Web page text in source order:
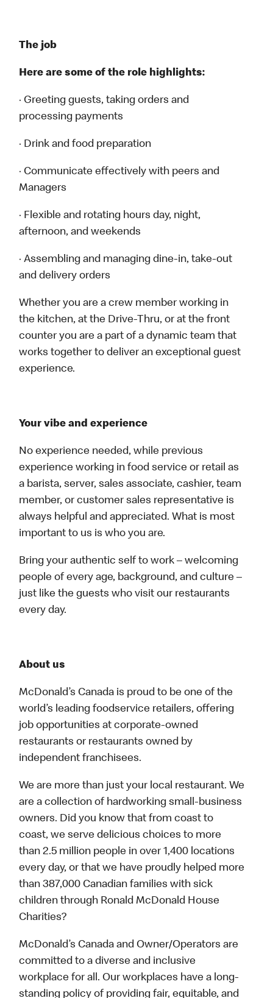
The job
Here are some of the role highlights:
· Greeting guests, taking orders and
processing payments
· Drink and food preparation
· Communicate effectively with peers and
Managers
· Flexible and rotating hours day, night,
afternoon, and weekends
· Assembling and managing dine-in, take-out
and delivery orders
Whether you are a crew member working in
the kitchen, at the Drive-Thru, or at the front
counter you are a part of a dynamic team that
works together to deliver an exceptional guest
experience.
Your vibe and experience
No experience needed, while previous
experience working in food service or retail as
a barista, server, sales associate, cashier, team
member, or customer sales representative is
always helpful and appreciated. What is most
important to us is who you are.
Bring your authentic self to work – welcoming
people of every age, background, and culture –
just like the guests who visit our restaurants
every day.
About us
McDonald’s Canada is proud to be one of the
world’s leading foodservice retailers, offering
job opportunities at corporate-owned
restaurants or restaurants owned by
independent franchisees.
We are more than just your local restaurant. We
are a collection of hardworking small-business
owners. Did you know that from coast to
coast, we serve delicious choices to more
than 2.5 million people in over 1,400 locations
every day, or that we have proudly helped more
than 387,000 Canadian families with sick
children through Ronald McDonald House
Charities?
McDonald’s Canada and Owner/Operators are
committed to a diverse and inclusive
workplace for all. Our workplaces have a long-
standing policy of providing fair, equitable, and